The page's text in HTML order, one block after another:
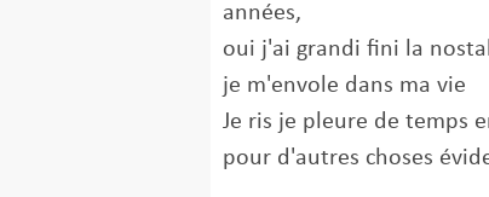
années,
oui j'ai grandi fini la
je m'envole dans ma vie
Je ris je pleure de temps
pour d'autres choses